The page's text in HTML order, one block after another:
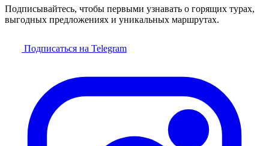
Подписывайтесь, чтобы первыми узнавать о горящих турах,
выгодных предложениях и уникальных маршрутах.
Подписаться на Telegram